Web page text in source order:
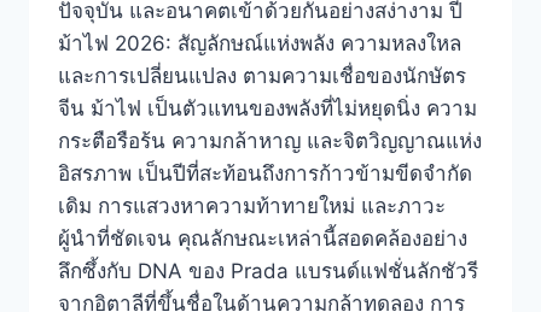
ปัจจุบัน และอนาคตเข้าด้วยกันอย่างสง่างาม ปี
ม้าไฟ 2026: สัญลักษณ์แห่งพลัง ความหลงใหล
และการเปลี่ยนแปลง ตามความเชื่อของนักษัตร
จีน ม้าไฟ เป็นตัวแทนของพลังที่ไม่หยุดนิ่ง ความ
กระตือรือร้น ความกล้าหาญ และจิตวิญญาณแห่ง
อิสรภาพ เป็นปีที่สะท้อนถึงการก้าวข้ามขีดจำกัด
เดิม การแสวงหาความท้าทายใหม่ และภาวะ
ผู้นำที่ชัดเจน คุณลักษณะเหล่านี้สอดคล้องอย่าง
ลึกซึ้งกับ DNA ของ Prada แบรนด์แฟชั่นลักชัวรี
จากอิตาลีที่ขึ้นชื่อในด้านความกล้าทดลอง การ